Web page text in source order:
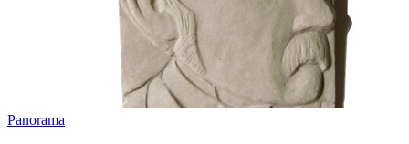
Panorama